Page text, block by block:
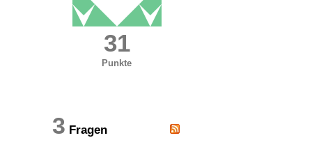
31
Punkte
3 Fragen